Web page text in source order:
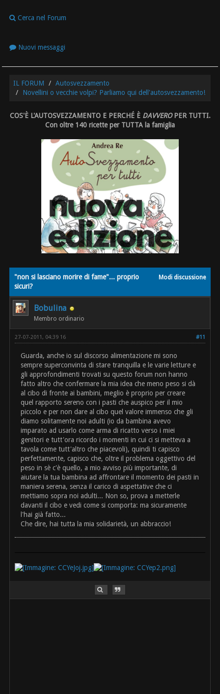
Cerca nel Forum
Nuovi messaggi
IL FORUM
Autosvezzamento
Novellini o vecchie volpi? Parliamo qui dell'autosvezzamento!
COS'È L'AUTOSVEZZAMENTO E PERCHÉ È DAVVEROPER TUTTI.
Con oltre 140 ricette per TUTTA la famiglia
Modi discussione
"non si lasciano morire di fame"... proprio
sicuri?
Bobulina
Membro ordinario
#11
27-07-2011, 04:39 16
Guarda, anche io sul discorso alimentazione mi sono
sempre superconvinta di stare tranquilla e le varie letture e
gli approfondimenti trovati su questo forum non hanno
fatto altro che confermare la mia idea che meno peso si dà
al cibo di fronte ai bambini, meglio è proprio per creare
quel rapporto sereno con i pasti che auspico per il mio
piccolo e per non dare al cibo quel valore immenso che gli
diamo solitamente noi adulti (io da bambina avevo
imparato ad usarlo come arma di ricatto verso i miei
genitori e tutt'ora ricordo i momenti in cui ci si metteva a
tavola come tutt'altro che piacevoli), quindi ti capisco
perfettamente, capisco che, oltre il problema oggettivo del
peso in sè c'è quello, a mio avviso più importante, di
aiutare la tua bambina ad affrontare il momento dei pasti in
maniera serena, senza il carico di aspettative che ci
mettiamo sopra noi adulti... Non so, prova a metterle
davanti il cibo e vedi come si comporta: ma sicuramente
l'hai già fatto...
Che dire, hai tutta la mia solidarietà, un abbraccio!